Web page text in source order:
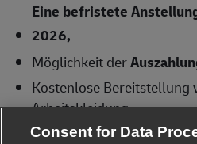
Eine befristete
2026,
Möglichkeit der
KostenloseBereitstellung
Arbeitskleidung
Ausführliche Einweisung
Consent for Data